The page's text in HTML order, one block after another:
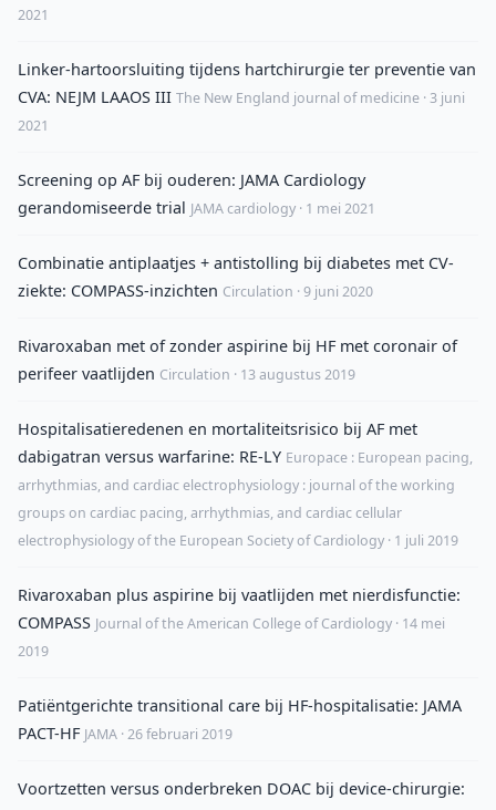
2021
Linker-hartoorsluiting tijdens hartchirurgie ter preventie van
CVA: NEJM LAAOS III The New England journal of medicine · 3 juni
2021
Screening op AF bij ouderen: JAMA Cardiology
gerandomiseerde trial JAMA cardiology · 1 mei 2021
Combinatie antiplaatjes + antistolling bij diabetes met CV-
ziekte: COMPASS-inzichten Circulation · 9 juni 2020
Rivaroxaban met of zonder aspirine bij HF met coronair of
perifeer vaatlijden Circulation · 13 augustus 2019
Hospitalisatieredenen en mortaliteitsrisico bij AF met
dabigatran versus warfarine: RE-LY Europace : European pacing,
arrhythmias, and cardiac electrophysiology : journal of the working
groups on cardiac pacing, arrhythmias, and cardiac cellular
electrophysiology of the European Society of Cardiology · 1 juli 2019
Rivaroxaban plus aspirine bij vaatlijden met nierdisfunctie:
COMPASS Journal of the American College of Cardiology · 14 mei
2019
Patiëntgerichte transitional care bij HF-hospitalisatie: JAMA
PACT-HF JAMA · 26 februari 2019
Voortzetten versus onderbreken DOAC bij device-chirurgie: